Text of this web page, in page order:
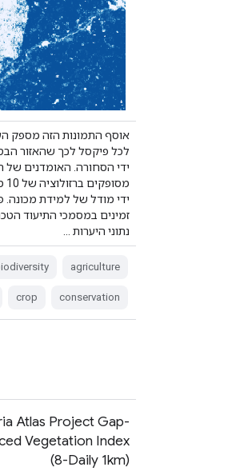
אוסף התמונות הזה מספק
לכל פיקסל לכך שהאזור
ידי הסחורה. האומדנים של
ידי מודל של למידת מכונה.
זמינים במסמכי התיעוד
נתוני היערות …
agriculture
conservation
crop
Atlas Project Gap-
Vegetation Index
(8-Daily 1km)